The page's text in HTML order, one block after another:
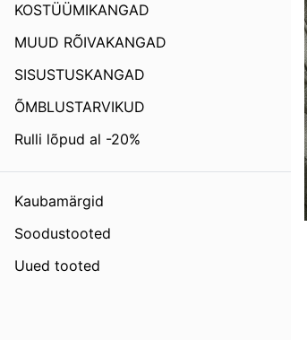
KOSTÜÜMIKANGAD
MUUD RÕIVAKANGAD
SISUSTUSKANGAD
ÕMBLUSTARVIKUD
Rulli lõpud al -20%
Kaubamärgid
Soodustooted
Uued tooted